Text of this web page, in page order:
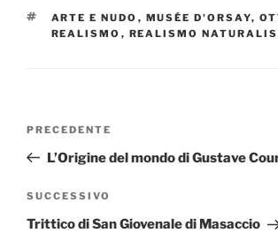
TAG
ARTE E NUDO , MUSÉE D'ORSAY,
REALISMO , REALISMO
Navigazione
Articolo
precedente:
PRECEDENTE
L’Origine del mondo di Gustave
Articolo
successivo
SUCCESSIVO
Trittico di San Giovenale di Masaccio